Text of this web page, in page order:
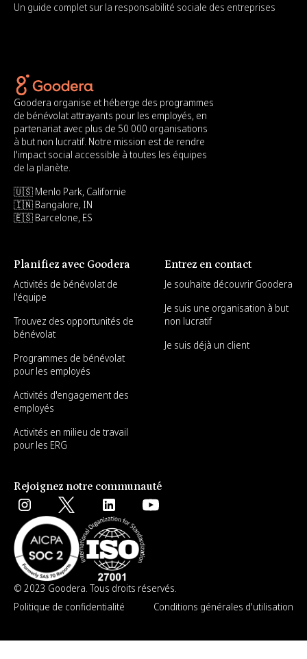
Un guide complet sur la responsabilité sociale des entreprises
Goodera organise et héberge des programmes
de bénévolat attrayants pour les employés, en
partenariat avec plus de 50 000 organisations
à but non lucratif. Notre mission est de rendre
l'impact social accessible à toutes les équipes
de la planète.
🇺🇸 Menlo Park, Californie
🇮🇳 Bangalore, IN
🇪🇸 Barcelone, ES
Planifiez avec Goodera
Activités de bénévolat de
l'équipe
Trouvez des opportunités de
bénévolat
Programmes de bénévolat
pour les employés
Activités d'engagement des
employés
Activités en milieu de travail
pour les ERG
Entrez en contact
Je souhaite découvrir Goodera
Je suis une organisation à but
non lucratif
Je suis déjà un client
Rejoignez notre communauté
© 2023 Goodera. Tous droits réservés.
Politique de confidentialité
Conditions générales d'utilisation